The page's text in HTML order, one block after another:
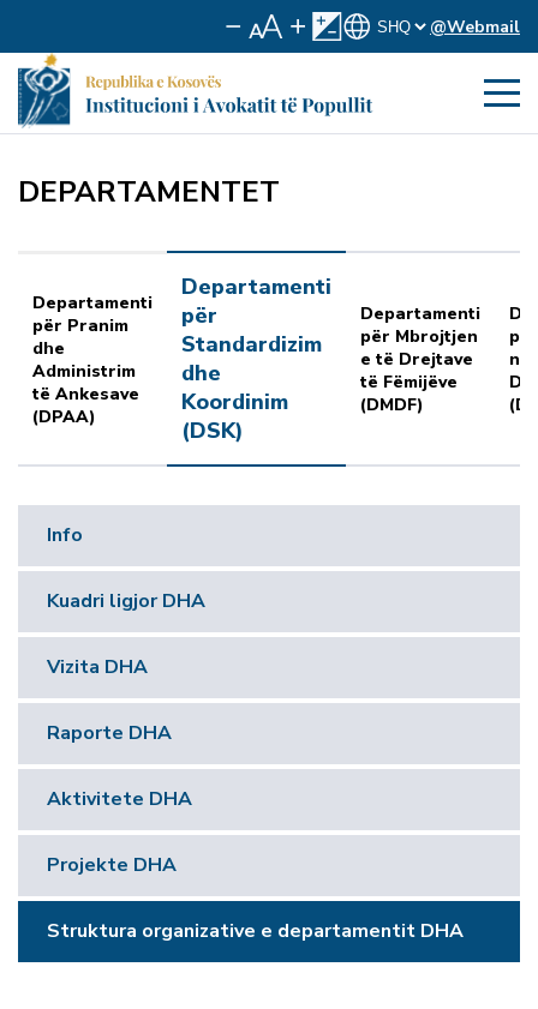
@Webmail
DEPARTAMENTET
Departamenti
për Pranim
dhe
Administrim
të Ankesave
(DPAA)
Departamenti
për
Standardizim
dhe
Koordinim
(DSK)
Departamenti
për Mbrojtjen
e të Drejtave
të Fëmijëve
(DMDF)
Info
Kuadri ligjor DHA
Vizita DHA
Raporte DHA
Aktivitete DHA
Projekte DHA
Struktura organizative e departamentit DHA